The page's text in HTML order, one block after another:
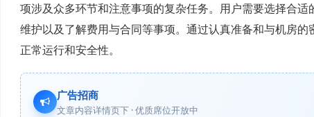
项涉及众多环节和注意事项的复杂任务。用户需要选择合
维护以及了解费用与合同等事项。通过认真准备和与机房
正常运行和安全性。
广告招商
文章内容详情页下 · 优质席位开放中